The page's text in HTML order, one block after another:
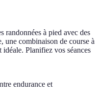
randonnées à pied avec des
une combinaison de course à
Planifiez vos séances
endurance et